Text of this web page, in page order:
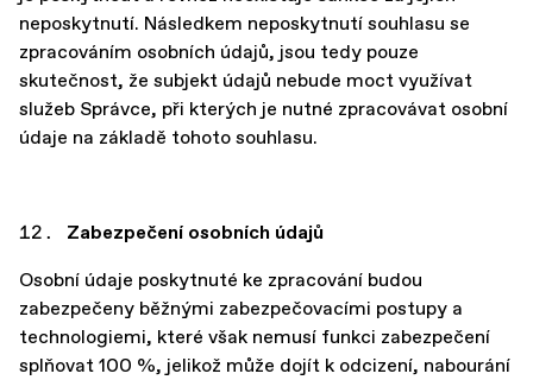
neposkytnutí. Následkem neposkytnutí souhlasu se
zpracováním osobních údajů, jsou tedy pouze
skutečnost, že subjekt údajů nebude moct využívat
služeb Správce, při kterých je nutné zpracovávat osobní
údaje na základě tohoto souhlasu.
Zabezpečení osobních údajů
Osobní údaje poskytnuté ke zpracování budou
zabezpečeny běžnými zabezpečovacími postupy a
technologiemi, které však nemusí funkci zabezpečení
splňovat 100 %, jelikož může dojít k odcizení, nabourání